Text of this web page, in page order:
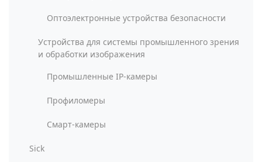
Оптоэлектронные устройства безопасности
Устройства для системы промышленного зрения
и обработки изображения
Промышленные IP-камеры
Профиломеры
Смарт-камеры
Sick